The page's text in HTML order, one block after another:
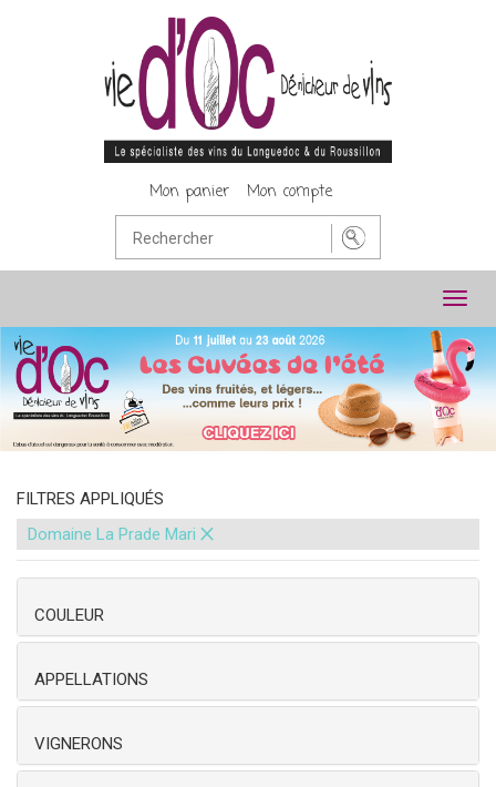
Mon panier Mon compte
FILTRES APPLIQUÉS
Domaine La Prade Mari ×
COULEUR
APPELLATIONS
VIGNERONS